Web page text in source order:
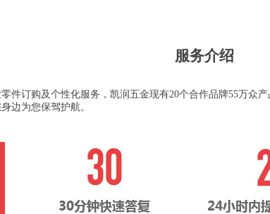
服务介绍
件订购及个性化服务，凯润五金现有20个合作品牌55万众
边为您保驾护航。